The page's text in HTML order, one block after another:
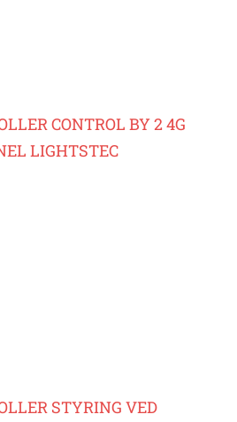
CONTROL BY 2 4G
LIGHTSTEC
STYRING VED